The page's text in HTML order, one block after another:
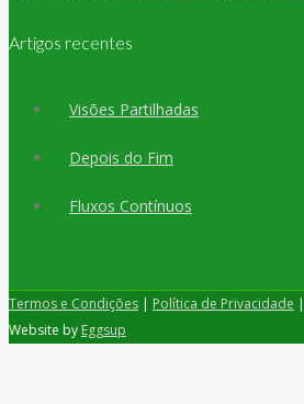
Artigos recentes
Visões Partilhadas
Depois do Fim
Fluxos Contínuos
Termos e Condições | Política de Privacidade |
Website by Eggsup